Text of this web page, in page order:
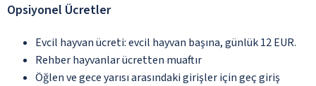
Opsiyonel Ücretler
Evcil hayvan ücreti: evcil hayvan başına, günlük 12 EUR.
Rehber hayvanlar ücretten muaftır
Öğlen ve gece yarısı arasındaki girişler için geç giriş